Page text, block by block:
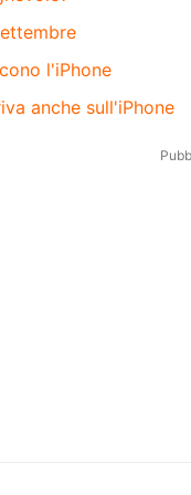
l'iPhone
anche sull'iPhone